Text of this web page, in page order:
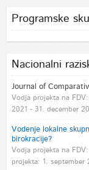
Programske
Nacionalni
Journal of
Vodja projekta na
2021 - 31. december
Vodenje lokalne
birokracije?
Vodja projekta na
projekta: 1. september